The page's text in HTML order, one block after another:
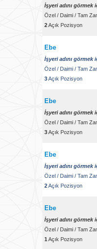
İşyeri adını görmek
Özel / Daimi / Tam
2Açık Pozisyon
Ebe
İşyeri adını görmek
Özel / Daimi / Tam
3Açık Pozisyon
Ebe
İşyeri adını görmek
Özel / Daimi / Tam
3Açık Pozisyon
Ebe
İşyeri adını görmek
Özel / Daimi / Tam
2Açık Pozisyon
Ebe
İşyeri adını görmek
Özel / Daimi / Tam
1 Açık Pozisyon